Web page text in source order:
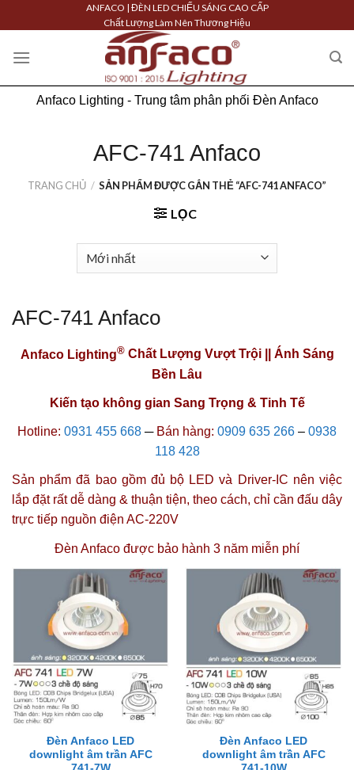
to
content
ANFACO | ĐÈN LED CHIẾU SÁNG CAO CẤP
Chất Lượng Làm Nên Thương Hiệu
Anfaco Lighting - Trung tâm phân phối Đèn Anfaco
AFC-741 Anfaco
TRANG CHỦ / SẢN PHẨM ĐƯỢC GẮN THẺ “AFC-741 ANFACO”
LỌC
AFC-741 Anfaco
Anfaco Lighting® Chất Lượng Vượt Trội || Ánh Sáng
Bền Lâu
Kiến tạo không gian Sang Trọng & Tinh Tế
Hotline: 0931 455 668 ─Bán hàng: 0909 635 266 – 0938
118 428
Sản phẩm đã bao gồm đủ bộ LED và Driver-IC nên việc
lắp đặt rất dễ dàng & thuận tiện, theo cách, chỉ cần đấu dây
trực tiếp nguồn điện AC-220V
Đèn Anfaco được bảo hành 3 năm miễn phí
Đèn Anfaco LED
downlight âm trần AFC
Đèn Anfaco LED
downlight âm trần AFC